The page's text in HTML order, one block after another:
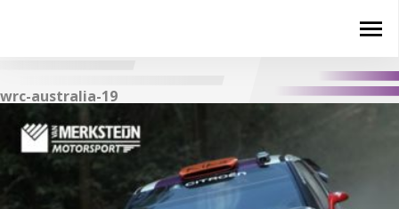
wrc-australia-19